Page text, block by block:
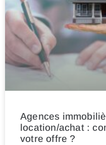
Agences
location/achat :
votre offre ?